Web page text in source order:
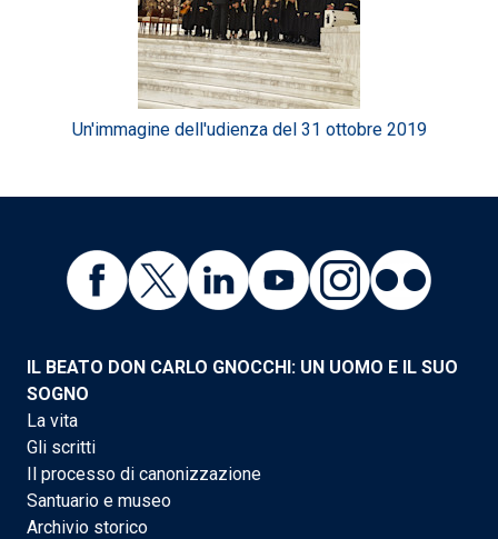
Un'immagine dell'udienza del 31 ottobre 2019
IL BEATO DON CARLO GNOCCHI: UN UOMO E IL SUO
SOGNO
La vita
Gli scritti
Il processo di canonizzazione
Santuario e museo
Archivio storico